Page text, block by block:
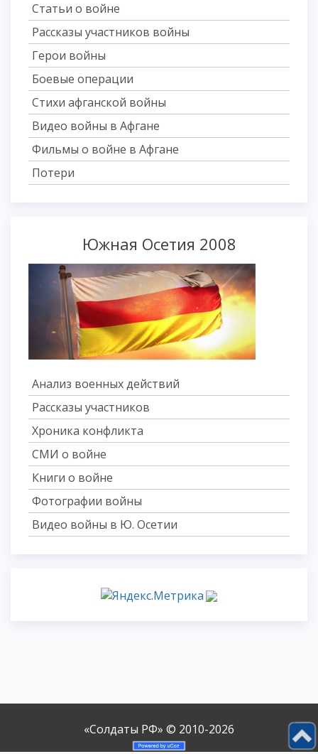
Статьи о войне
Рассказы участников войны
Герои войны
Боевые операции
Стихи афганской войны
Видео войны в Афгане
Фильмы о войне в Афгане
Потери
Южная Осетия 2008
Анализ военных действий
Рассказы участников
Хроника конфликта
СМИ о войне
Книги о войне
Фотографии войны
Видео войны в Ю. Осетии
«Солдаты РФ» © 2010-2026